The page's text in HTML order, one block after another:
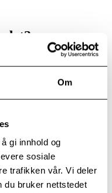
Om
gi innhold og
sosiale
trafikken vår. Vi deler
du bruker nettstedet
det?
kalt X-MODE.
som er
og grusveier hvor bilen lett
vil synke noe ned i
kupe og gode
et AWD system som
fremkommelighet